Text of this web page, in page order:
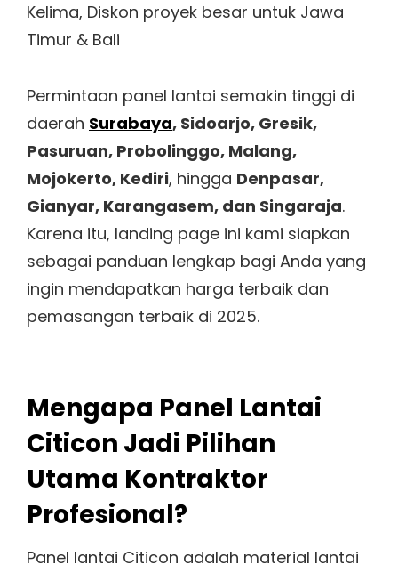
Kelima, Diskon proyek besar untuk Jawa
Timur & Bali
Permintaan panel lantai semakin tinggi di
daerah Surabaya, Sidoarjo, Gresik,
Pasuruan, Probolinggo, Malang,
Mojokerto, Kediri, hingga Denpasar,
Gianyar, Karangasem, dan Singaraja.
Karena itu, landing page ini kami siapkan
sebagai panduan lengkap bagi Anda yang
ingin mendapatkan harga terbaik dan
pemasangan terbaik di 2025.
Mengapa Panel Lantai
Citicon Jadi Pilihan
Utama Kontraktor
Profesional?
Panel lantai Citicon adalah material lantai